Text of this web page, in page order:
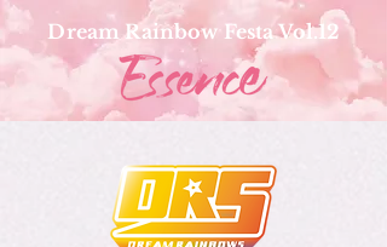
Dream Rainbow Festa Vol.12